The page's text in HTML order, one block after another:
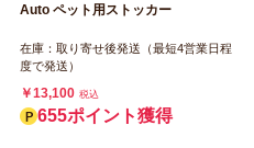
Auto ペット用ストッカー
在庫：取り寄せ後発送（最短4営業日程
度で発送）
￥13,100 税込
655ポイント獲得